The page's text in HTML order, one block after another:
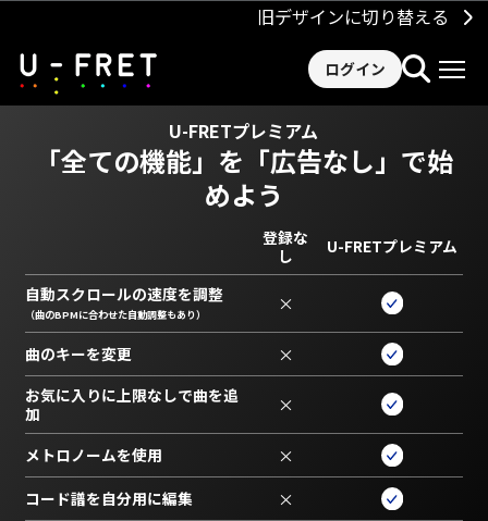
旧デザインに切り替える
ログイン
U-FRETプレミアム
「全ての機能」を 「広告なし」で始
めよう
登録な
し
U-FRETプレミアム
自動スクロールの速度を調整
（曲のBPMに合わせた自動調整もあり） ×
曲のキーを変更 ×
お気に入りに上限なしで曲を追
加
×
メトロノームを使用 ×
コード譜を自分用に編集 ×